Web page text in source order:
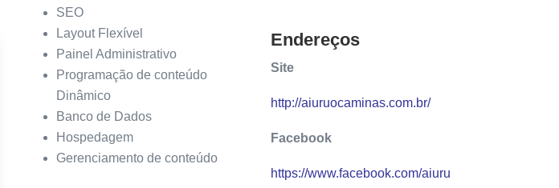
SEO
Layout Flexível
Painel Administrativo
Programação de conteúdo
Dinâmico
Banco de Dados
Hospedagem
Gerenciamento de conteúdo
Endereços
Site
http://aiuruocaminas.com.br/
Facebook
https://www.facebook.com/aiuru